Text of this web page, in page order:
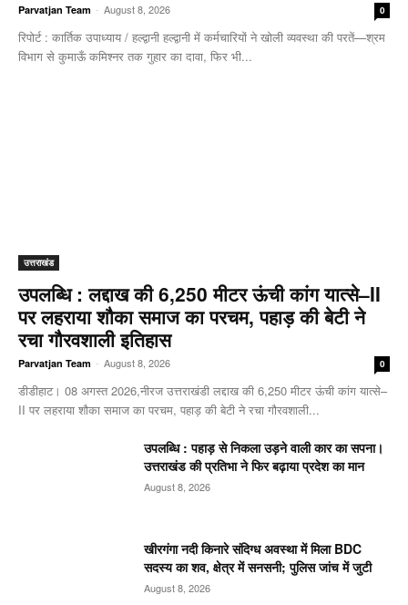
Parvatjan Team - August 8, 2026 0
रिपोर्ट : कार्तिक उपाध्याय / हल्द्वानी हल्द्वानी में कर्मचारियों ने खोली व्यवस्था की परतें—श्रम
विभाग से कुमाऊँ कमिश्नर तक गुहार का दावा, फिर भी...
उत्तराखंड
उपलब्धि : लद्दाख की 6,250 मीटर ऊंची कांग यात्से–II
पर लहराया शौका समाज का परचम, पहाड़ की बेटी ने
रचा गौरवशाली इतिहास
Parvatjan Team - August 8, 2026 0
डीडीहाट। 08 अगस्त 2026,नीरज उत्तराखंडी लद्दाख की 6,250 मीटर ऊंची कांग यात्से–
II पर लहराया शौका समाज का परचम, पहाड़ की बेटी ने रचा गौरवशाली...
उपलब्धि : पहाड़ से निकला उड़ने वाली कार का सपना।
उत्तराखंड की प्रतिभा ने फिर बढ़ाया प्रदेश का मान
August 8, 2026
खीरगंगा नदी किनारे संदिग्ध अवस्था में मिला BDC
सदस्य का शव, क्षेत्र में सनसनी; पुलिस जांच में जुटी
August 8, 2026